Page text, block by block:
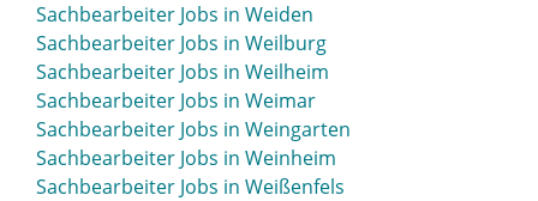
Sachbearbeiter Jobs in Weiden
Sachbearbeiter Jobs in Weilburg
Sachbearbeiter Jobs in Weilheim
Sachbearbeiter Jobs in Weimar
Sachbearbeiter Jobs in Weingarten
Sachbearbeiter Jobs in Weinheim
Sachbearbeiter Jobs in Weißenfels